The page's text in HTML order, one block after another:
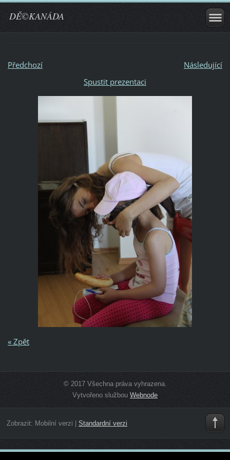
DĚ©KANÁDA
Předchozí
Následující
Spustit prezentaci
« Zpět
© 2017 Všechna práva vyhrazena.
Vytvořeno službou Webnode
Zobrazit: Mobilní verzi Standardní verzi